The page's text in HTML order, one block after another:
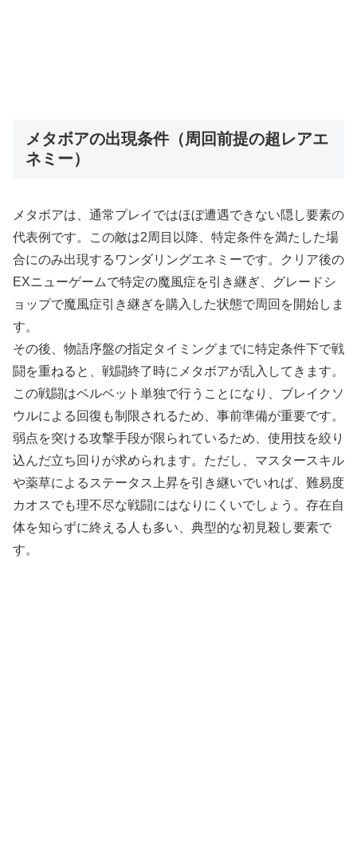
メタボアの出現条件（周回前提の超レアエ
ネミー）
メタボアは、通常プレイではほぼ遭遇できない隠し要素の
代表例です。この敵は2周目以降、特定条件を満たした場
合にのみ出現するワンダリングエネミーです。クリア後の
EXニューゲームで特定の魔風症を引き継ぎ、グレードシ
ョップで魔風症引き継ぎを購入した状態で周回を開始しま
す。
その後、物語序盤の指定タイミングまでに特定条件下で戦
闘を重ねると、戦闘終了時にメタボアが乱入してきます。
この戦闘はベルベット単独で行うことになり、ブレイクソ
ウルによる回復も制限されるため、事前準備が重要です。
弱点を突ける攻撃手段が限られているため、使用技を絞り
込んだ立ち回りが求められます。ただし、マスタースキル
や薬草によるステータス上昇を引き継いでいれば、難易度
カオスでも理不尽な戦闘にはなりにくいでしょう。存在自
体を知らずに終える人も多い、典型的な初見殺し要素で
す。